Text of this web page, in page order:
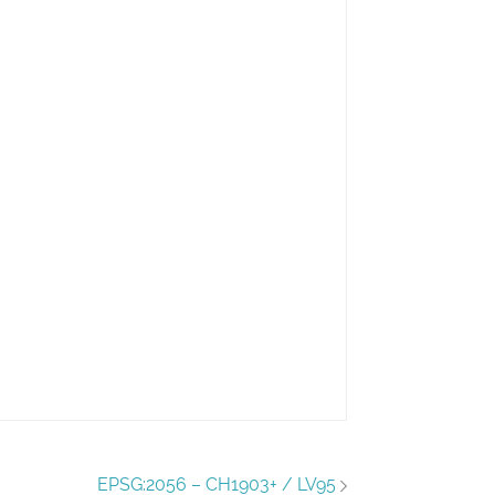
EPSG:2056 – CH1903+ / LV95